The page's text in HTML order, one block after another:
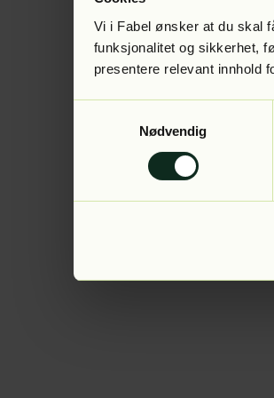
Vi i Fabel ønsker at du skal
funksjonalitet og sikkerhet,
presentere relevant innhold
Nødvendig
Application